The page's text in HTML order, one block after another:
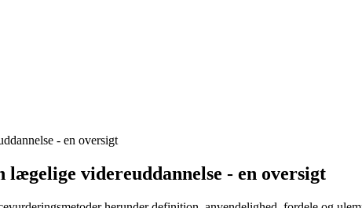
- en oversigt
videreuddannelse - en oversigt